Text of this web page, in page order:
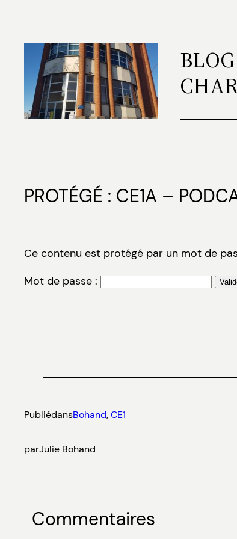
contenu
BLOG
PROTÉGÉ : CE1A –
Ce contenu est protégé par un mot de
Mot de passe :
PubliédansBohand, CE1
parJulie Bohand
Commentaires